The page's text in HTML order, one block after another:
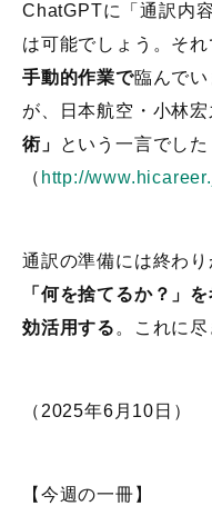
ChatGPTに「通訳内
は可能でしょう。それ
手動的作業で臨んで
が、日本航空・小林
術」
という一言でした
（ http://
通訳の準備には終わり
「何を捨てるか？」
効活用する 。これに
（2025年6月10日）
【今週の一冊】